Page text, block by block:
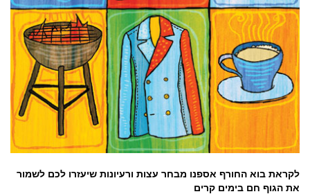
לקראת בוא החורף אספנו מבחר עצות ורעיונות שיעזרו לכם לשמור
את הגוף חם בימים קרים